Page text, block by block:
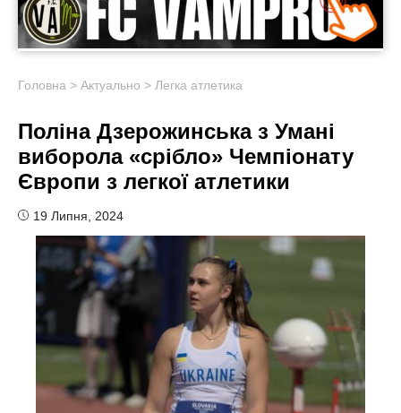
Головна > Актуально > Легка атлетика
Поліна Дзерожинська з Умані
виборола «срібло» Чемпіонату
Європи з легкої атлетики
19 Липня, 2024